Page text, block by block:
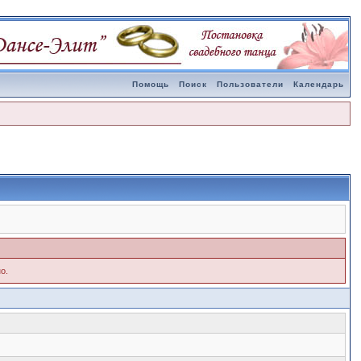
Помощь Поиск Пользователи Календарь